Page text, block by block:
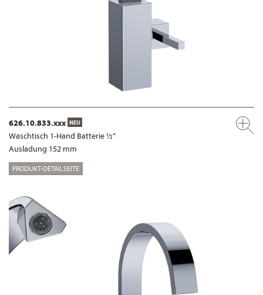
626.10.833.xxx NEU
Waschtisch 1-Hand Batterie ½“
Ausladung 152 mm
PRODUKT-DETAILSEITE